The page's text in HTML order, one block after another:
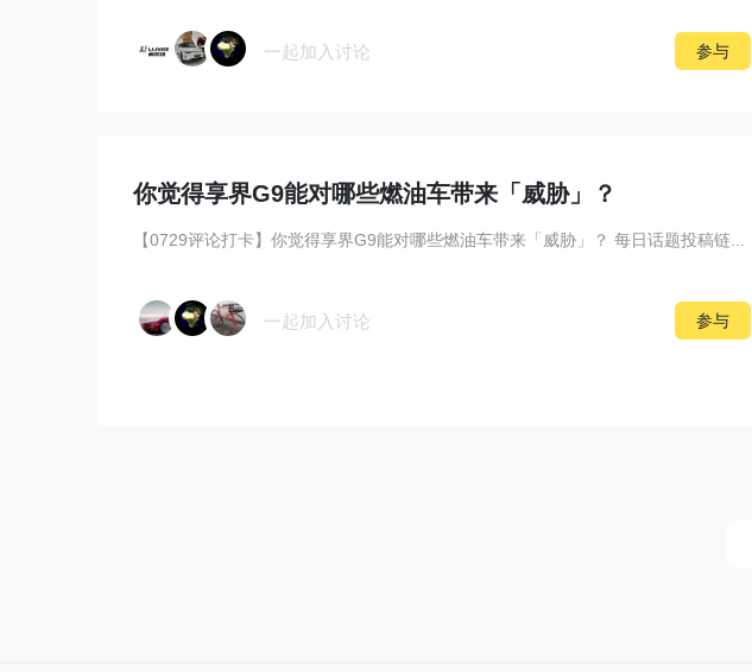
一起加入讨论 参与
你觉得享界G9能对哪些燃油车带来「威胁」？
【0729评论打卡】你觉得享界G9能对哪些燃油车带来「威胁」？ 每日话题投稿链...
一起加入讨论 参与